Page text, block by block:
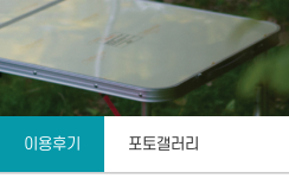
이용후기 포토갤러리